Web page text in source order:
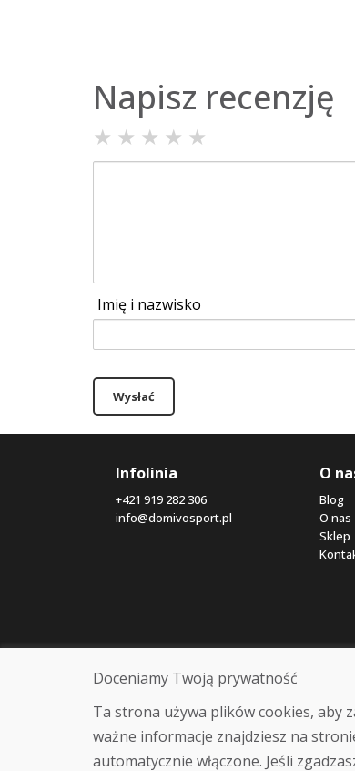
Napisz recenzję
★ ★ ★ ★ ★
Imię i nazwisko
Wysłać
Infolinia
+421 919 282 306
info@domivosport.pl
O
Blog
O nas
Sklep
Doceniamy Twoją prywatność
Ta strona używa plików cookies, aby
ważne informacje znajdziesz na
automatycznie włączone. Jeśli